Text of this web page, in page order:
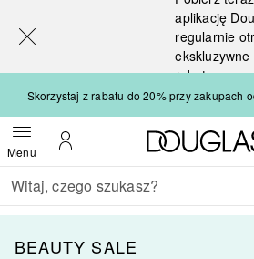
aplikację
regularnie
ekskluzywne
rabaty
Skorzystaj z rabatu do 20% przy zakupach
MenuOtwórz menuMoje konto
Wracać
Wykonaj wyszukiwanie
BEAUTY SALE
[navigation.slideout.screenreader]